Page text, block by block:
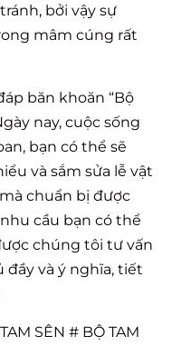
bởi vậy sự
mâm cúng rất
băn khoăn “Bộ
nay, cuộc sống
bạn có thể sẽ
và sắm sửa lễ vật
chuẩn bị được
cầu bạn có thể
chúng tôi tư vấn
và ý nghĩa, tiết
SÊN # BỘ TAM